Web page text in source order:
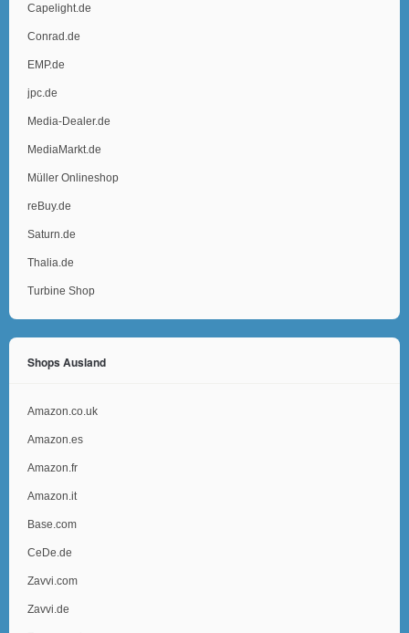
Capelight.de
Conrad.de
EMP.de
jpc.de
Media-Dealer.de
MediaMarkt.de
Müller Onlineshop
reBuy.de
Saturn.de
Thalia.de
Turbine Shop
Shops Ausland
Amazon.co.uk
Amazon.es
Amazon.fr
Amazon.it
Base.com
CeDe.de
Zavvi.com
Zavvi.de